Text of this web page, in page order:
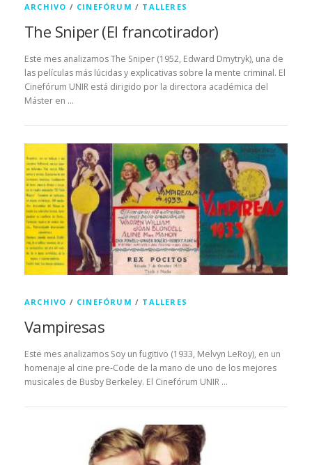
ARCHIVO / CINEFÓRUM / TALLERES
The Sniper (El francotirador)
Este mes analizamos The Sniper (1952, Edward Dmytryk), una de
las películas más lúcidas y explicativas sobre la mente criminal. El
Cinefórum UNIR está dirigido por la directora académica del
Máster en …
ARCHIVO / CINEFÓRUM / TALLERES
Vampiresas
Este mes analizamos Soy un fugitivo (1933, Melvyn LeRoy), en un
homenaje al cine pre-Code de la mano de uno de los mejores
musicales de Busby Berkeley. El Cinefórum UNIR …